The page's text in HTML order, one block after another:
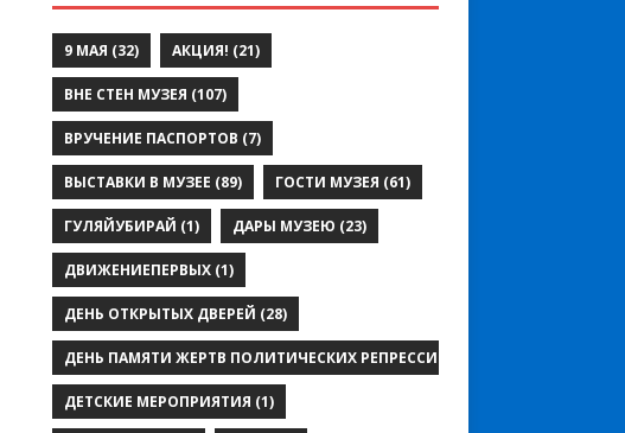
9 МАЯ (32) АКЦИЯ! (21)
ВНЕ СТЕН МУЗЕЯ (107)
ВРУЧЕНИЕ ПАСПОРТОВ (7)
ВЫСТАВКИ В МУЗЕЕ (89) ГОСТИ МУЗЕЯ (61)
ГУЛЯЙУБИРАЙ (1) ДАРЫ МУЗЕЮ (23)
ДВИЖЕНИЕПЕРВЫХ(1)
ДЕНЬ ОТКРЫТЫХ ДВЕРЕЙ (28)
ДЕНЬ ПАМЯТИ ЖЕРТВ ПОЛИТИЧЕСКИХ РЕПРЕССИЙ
ДЕТСКИЕ МЕРОПРИЯТИЯ (1)